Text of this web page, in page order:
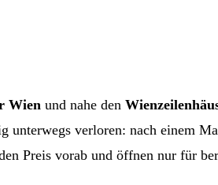
Wien und nahe den
unterwegs verloren: nach einem
Preis vorab und öffnen nur für